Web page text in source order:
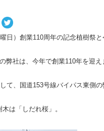
日）創業110周年の記念植樹祭
弊社は、今年で創業110年を迎え
て、国道153号線バイパス東側
は「しだれ桜」。